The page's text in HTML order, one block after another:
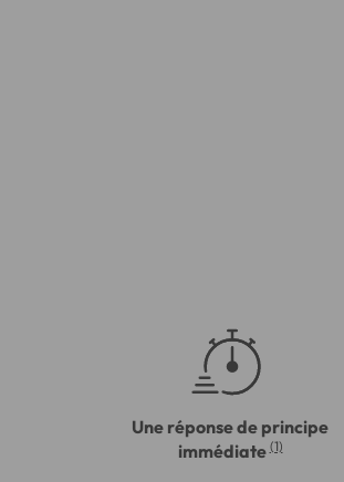
Une réponse de principe
immédiate (1)